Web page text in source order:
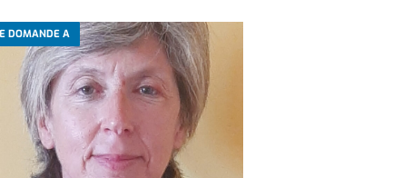
DOMANDE A